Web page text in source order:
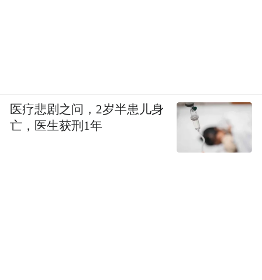
医疗悲剧之问，2岁半患儿身
亡，医生获刑1年